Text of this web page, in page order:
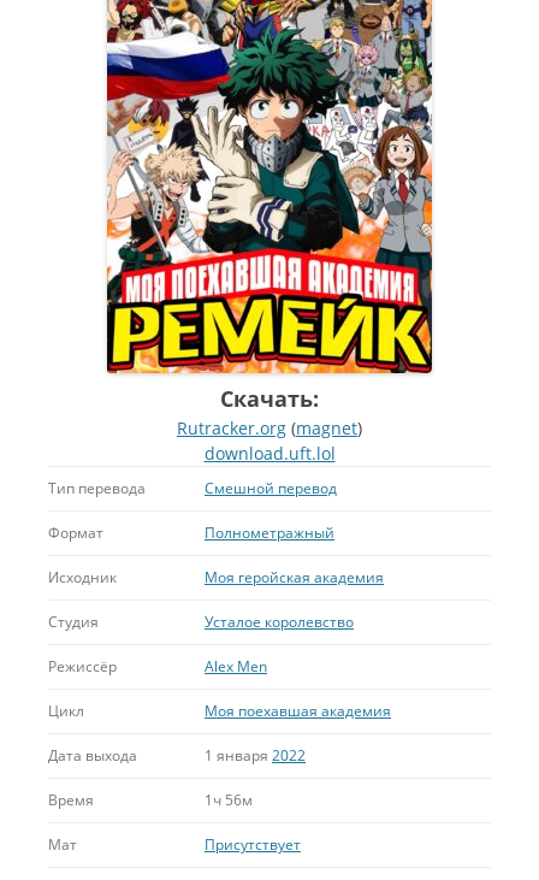
Скачать:
Rutracker.org (magnet)
download.uft.lol
Тип перевода Смешной перевод
Формат Полнометражный
Исходник Моя геройская академия
Студия Усталое королевство
Режиссёр Alex Men
Цикл Моя поехавшая академия
Дата выхода 1 января 2022
Время 1ч 56м
Мат Присутствует